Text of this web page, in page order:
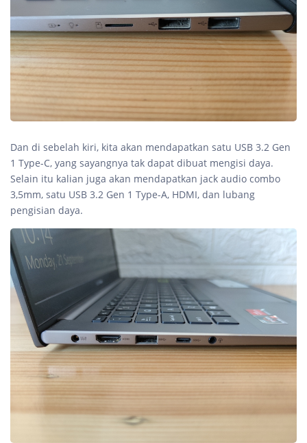
Dan di sebelah kiri, kita akan mendapatkan satu USB 3.2 Gen
1 Type-C, yang sayangnya tak dapat dibuat mengisi daya.
Selain itu kalian juga akan mendapatkan jack audio combo
3,5mm, satu USB 3.2 Gen 1 Type-A, HDMI, dan lubang
pengisian daya.